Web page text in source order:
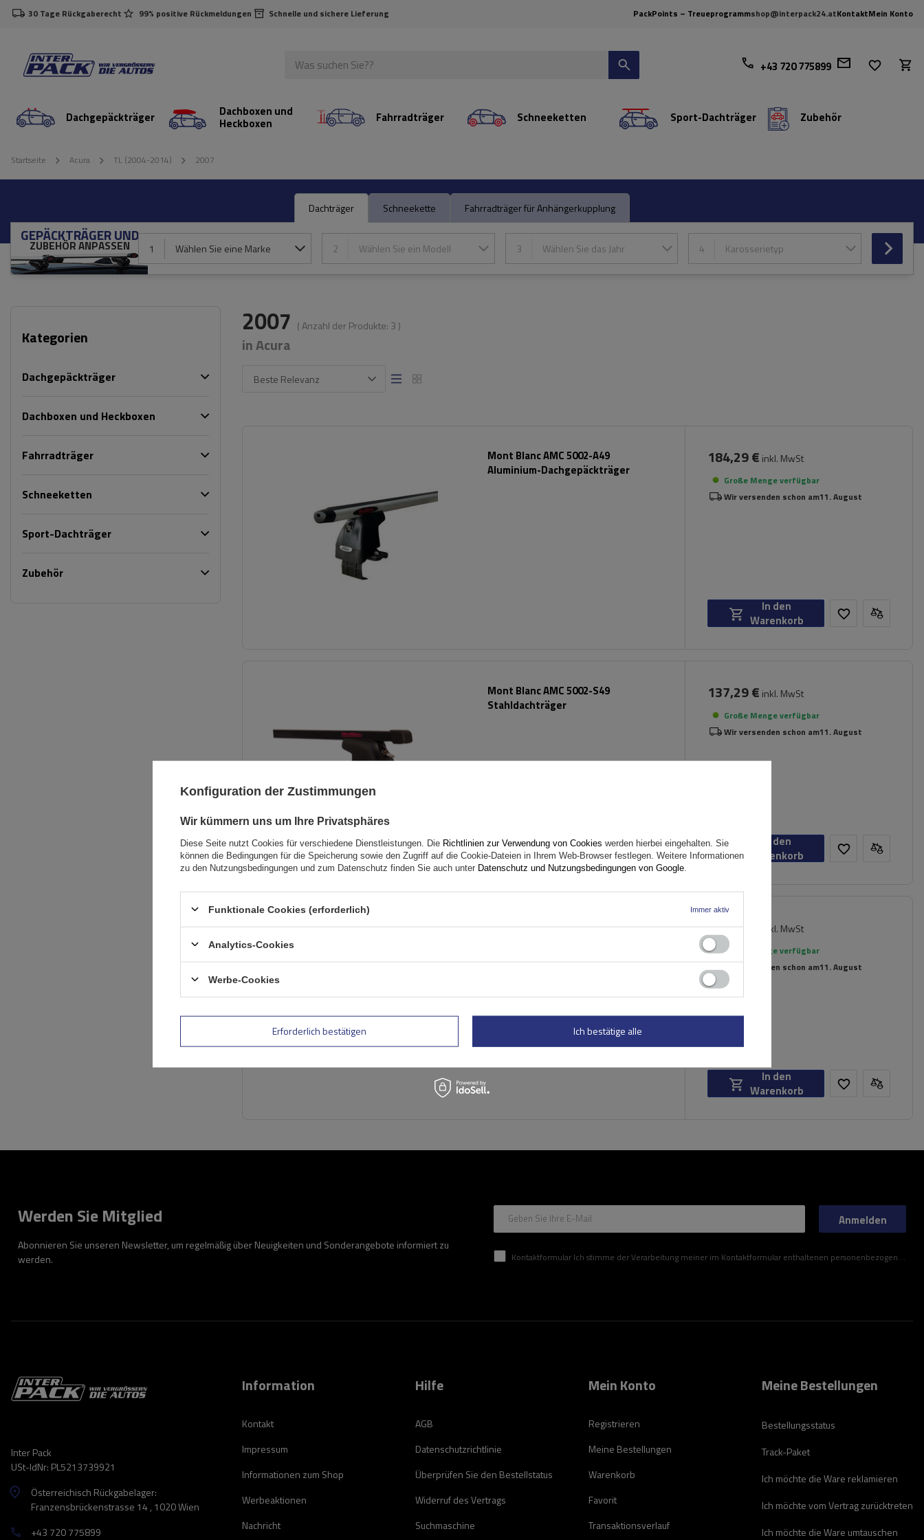
30 Tage Rückgaberecht 99% positive Rückmeldungen Schnelle und sichere Lieferung PackPoints – Treueprogrammshop@interpack24.atKontaktMein Konto
+43 720 775899
Dachgepäckträger Dachboxen und
Heckboxen Fahrradträger Schneeketten Sport-Dachträger Zubehör
Startseite Acura TL (2004-2014) 2007
Dachträger Schneekette Fahrradträger für Anhängerkupplung
GEPÄCKTRÄGER UND
ZUBEHÖR ANPASSEN 1 Wählen Sie eine Marke 2 Wählen Sie ein Modell 3 Wählen Sie das Jahr 4 Karosserietyp
Kategorien
Dachgepäckträger
Dachboxen und Heckboxen
Fahrradträger
Schneeketten
Sport-Dachträger
Zubehör
2007 ( Anzahl der Produkte: 3 )
in Acura
Beste Relevanz
Mont Blanc AMC 5002-A49
Aluminium-Dachgepäckträger
184,29 € inkl. MwSt
Große Menge verfügbar
Wir versenden schon am11. August
In den
Warenkorb
Mont Blanc AMC 5002-S49
Stahldachträger
137,29 € inkl. MwSt
Große Menge verfügbar
Wir versenden schon am11. August
In den
Warenkorb
inkl. MwSt
Große Menge verfügbar
Wir versenden schon am11. August
In den
Warenkorb
Werden Sie Mitglied
Abonnieren Sie unseren Newsletter, um regelmäßig über Neuigkeiten und Sonderangebote informiert zu
werden.
Geben Sie Ihre E-Mail
Kontaktformular Ich stimme der Verarbeitung meiner im Kontaktformular enthaltenen personenbezogenen Daten gemäß der Verordnung (EU) des Europäischen Parlaments und des Rates zu.
Anmelden
Inter Pack
USt-IdNr: PL5213739921
Österreichisch Rückgabelager:
Franzensbrückenstrasse 14 , 1020 Wien
+43 720 775899
Information
Kontakt
Impressum
Informationen zum Shop
Werbeaktionen
Nachricht
Hilfe
AGB
Datenschutzrichtlinie
Überprüfen Sie den Bestellstatus
Widerruf des Vertrags
Suchmaschine
Mein Konto
Registrieren
Meine Bestellungen
Warenkorb
Favorit
Transaktionsverlauf
Meine Bestellungen
Bestellungsstatus
Track-Paket
Ich möchte die Ware reklamieren
Ich möchte vom Vertrag zurücktreten
Ich möchte die Ware umtauschen
Konfiguration der Zustimmungen
Wir kümmern uns um Ihre Privatsphäres
Diese Seite nutzt Cookies für verschiedene Dienstleistungen. Die Richtlinien zur Verwendung von Cookies werden hierbei eingehalten. Sie
können die Bedingungen für die Speicherung sowie den Zugriff auf die Cookie-Dateien in Ihrem Web-Browser festlegen. Weitere Informationen
zu den Nutzungsbedingungen und zum Datenschutz finden Sie auch unter Datenschutz und Nutzungsbedingungen von Google
Funktionale Cookies (erforderlich) Immer aktiv
Analytics-Cookies
Werbe-Cookies
Erforderlich bestätigen Ich bestätige alle